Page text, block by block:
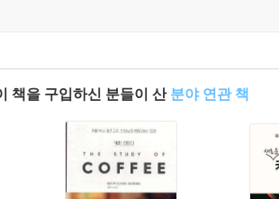
책을 구입하신 분들이 산 분야 연관 책